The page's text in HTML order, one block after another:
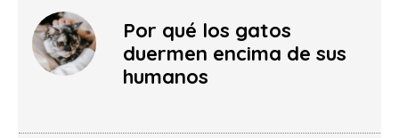
Por qué los gatos
duermen encima de sus
humanos